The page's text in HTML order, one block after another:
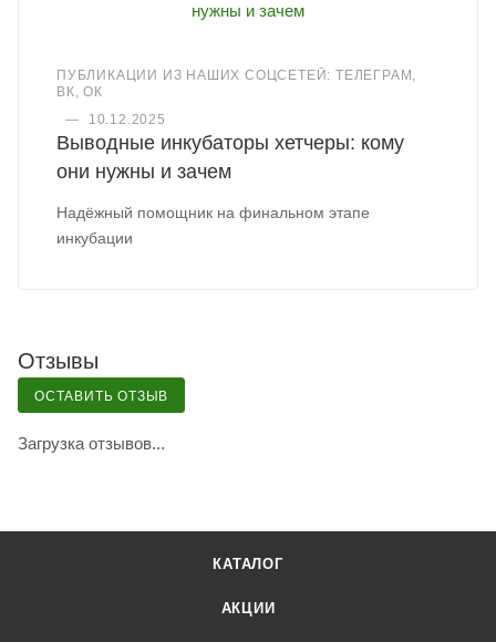
ПУБЛИКАЦИИ ИЗ НАШИХ СОЦСЕТЕЙ: ТЕЛЕГРАМ,
ВК, ОК
—
10.12.2025
Выводные инкубаторы хетчеры: кому
они нужны и зачем
Надёжный помощник на финальном этапе
инкубации
Отзывы
ОСТАВИТЬ ОТЗЫВ
Загрузка отзывов...
КАТАЛОГ
АКЦИИ